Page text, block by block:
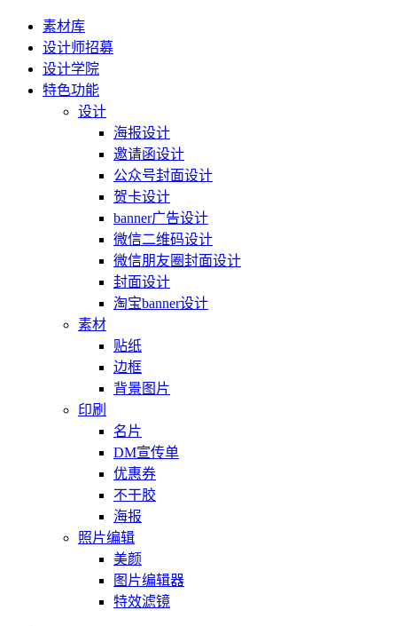
素材库
设计师招募
设计学院
特色功能
设计
海报设计
邀请函设计
公众号封面设计
贺卡设计
banner广告设计
微信二维码设计
微信朋友圈封面设计
封面设计
淘宝banner设计
素材
贴纸
边框
背景图片
印刷
名片
DM宣传单
优惠券
不干胶
海报
照片编辑
美颜
图片编辑器
特效滤镜